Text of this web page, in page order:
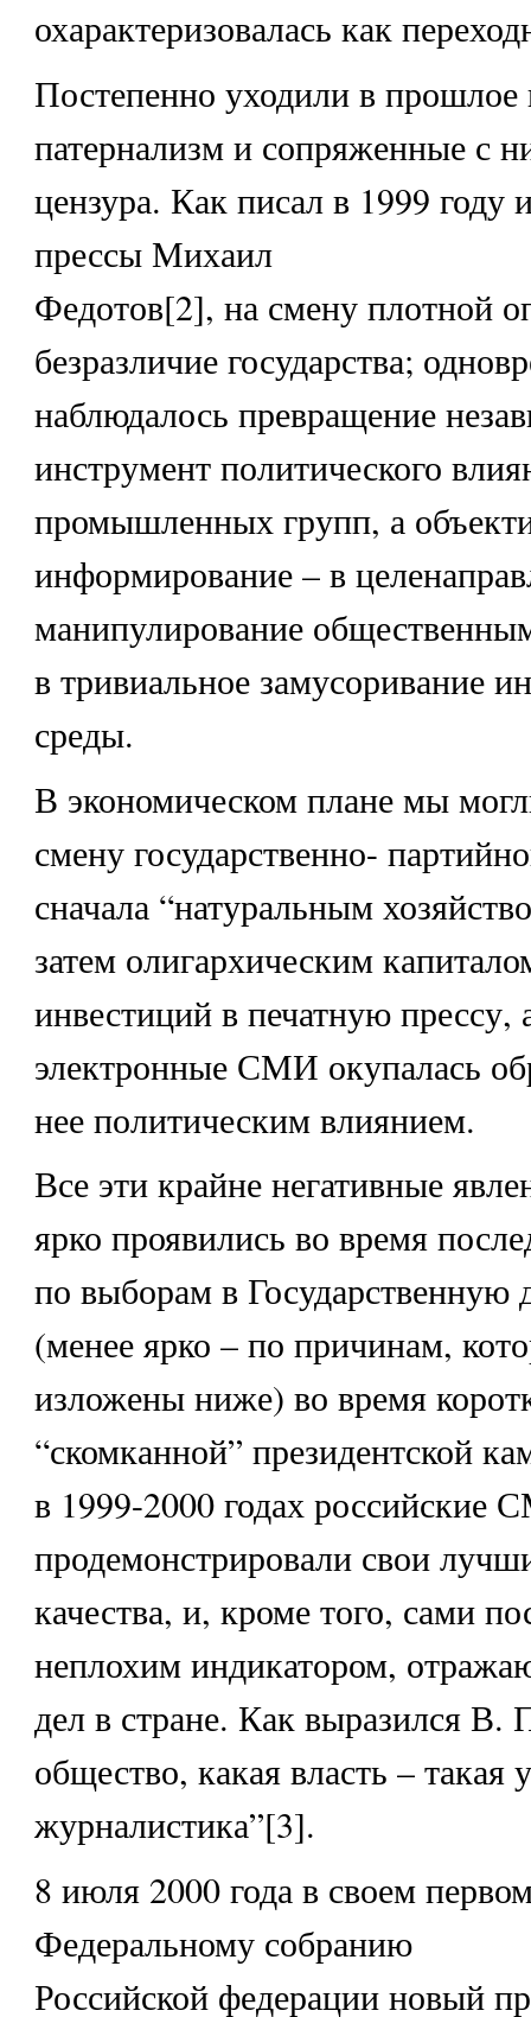
охарактеризовалась как
Постепенно уходили в прошлое
патернализм и сопряженные с
цензура. Как писал в 1999 году
прессы Михаил
Федотов[2], на смену плотной
безразличие государства;
наблюдалось превращение
инструмент политического
промышленных групп, а
информирование – в
манипулирование
в тривиальное замусоривание
среды.
В экономическом плане мы
смену государственно-
сначала “натуральным
затем олигархическим
инвестиций в печатную прессу,
электронные СМИ окупалась
нее политическим влиянием.
Все эти крайне негативные
ярко проявились во время
по выборам в Государственную
(менее ярко – по причинам,
изложены ниже) во время
“скомканной” президентской
в 1999-2000 годах российские
продемонстрировали свои
качества, и, кроме того, сами
неплохим индикатором,
дел в стране. Как выразился В.
общество, какая власть – такая
журналистика”[3].
8 июля 2000 года в своем
Федеральному собранию
Российской федерации новый